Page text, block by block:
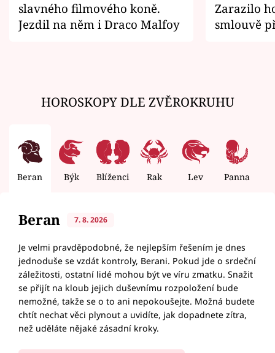
slavného filmového koně.
Jezdil na něm i Draco Malfoy
Zarazilo
smlouvě
HOROSKOPY DLE ZVĚROKRUHU
Beran Býk Blíženci Rak Lev Panna
Beran 7. 8. 2026
Je velmi pravděpodobné, že nejlepším řešením je dnes
jednoduše se vzdát kontroly, Berani. Pokud jde o srdeční
záležitosti, ostatní lidé mohou být ve víru zmatku. Snažit
se přijít na kloub jejich duševnímu rozpoložení bude
nemožné, takže se o to ani nepokoušejte. Možná budete
chtít nechat věci plynout a uvidíte, jak dopadnete zítra,
než uděláte nějaké zásadní kroky.